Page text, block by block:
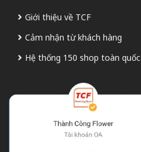
Giới thiệu về TCF
Cảm nhận từ khách hàng
Hệ thống 150 shop toàn quốc